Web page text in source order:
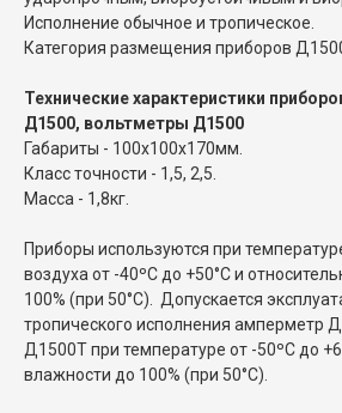
Исполнение обычное и тропическое.
Категория размещения приборов
Технические характеристики
Д1500, вольтметры Д1500
Габариты - 100х100х170мм.
Класс точности - 1,5, 2,5.
Масса - 1,8кг.
Приборы используются при
воздуха от -40ºС до +50°С и
100% (при 50°С). Допускается
тропического исполнения амперметр
Д1500Т при температуре от -50ºС до
влажности до 100% (при 50°С).